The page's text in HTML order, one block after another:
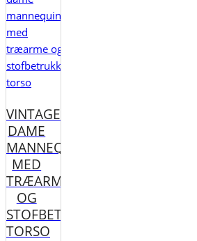
VINTAGE
DAME
MANNEQUIN
MED
TRÆARME
OG
STOFBETRUKKET
TORSO